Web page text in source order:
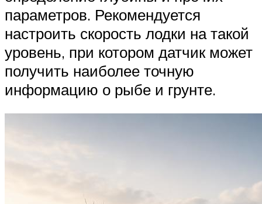
параметров. Рекомендуется
настроить скорость лодки на такой
уровень, при котором датчик может
получить наиболее точную
информацию о рыбе и грунте.